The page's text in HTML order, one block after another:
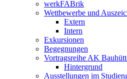
werkFABrik
Wettbewerbe und
Extern
Intern
Exkursionen
Begegnungen
Vortragsreihe AK
Hintergrund
Ausstellungen im